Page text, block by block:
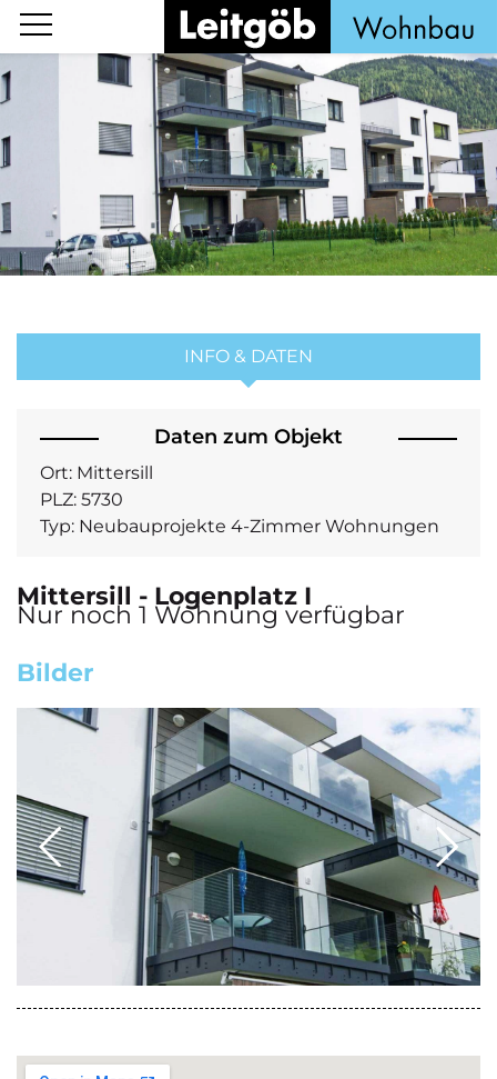
INFO & DATEN
Daten zum Objekt
Ort:Mittersill
PLZ:5730
Typ:Neubauprojekte 4-Zimmer Wohnungen
Mittersill - Logenplatz I
Nur noch 1 Wohnung verfügbar
Bilder